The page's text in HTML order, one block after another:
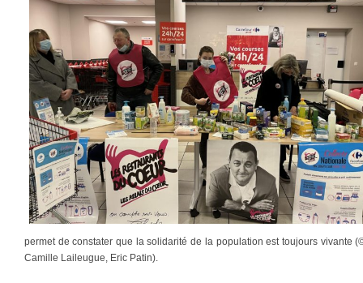
permet de constater que la solidarité de la population est toujours vivante
Camille Laileugue, Eric Patin).